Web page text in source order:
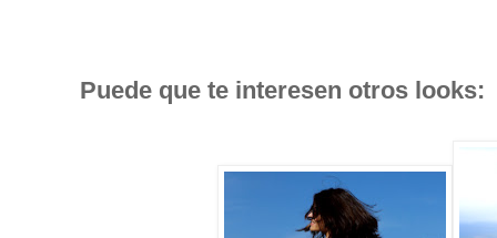
Puede que te interesen otros looks: